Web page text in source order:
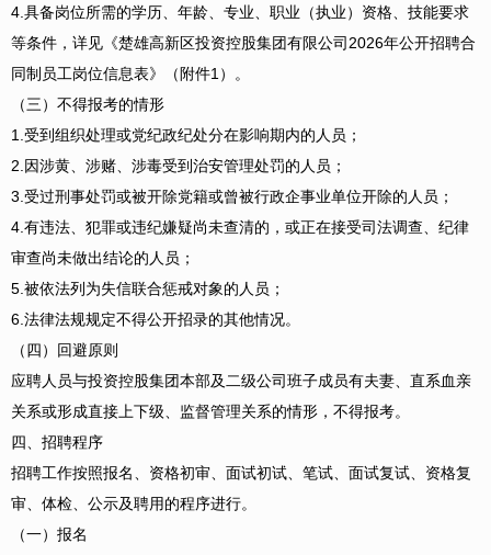
4.具备岗位所需的学历、年龄、专业、职业（执业）资格、技能要求
等条件，详见《楚雄高新区投资控股集团有限公司2026年公开招聘合
同制员工岗位信息表》（附件1）。
（三）不得报考的情形
1.受到组织处理或党纪政纪处分在影响期内的人员；
2.因涉黄、涉赌、涉毒受到治安管理处罚的人员；
3.受过刑事处罚或被开除党籍或曾被行政企事业单位开除的人员；
4.有违法、犯罪或违纪嫌疑尚未查清的，或正在接受司法调查、纪律
审查尚未做出结论的人员；
5.被依法列为失信联合惩戒对象的人员；
6.法律法规规定不得公开招录的其他情况。
（四）回避原则
应聘人员与投资控股集团本部及二级公司班子成员有夫妻、直系血亲
关系或形成直接上下级、监督管理关系的情形，不得报考。
四、招聘程序
招聘工作按照报名、资格初审、面试初试、笔试、面试复试、资格复
审、体检、公示及聘用的程序进行。
（一）报名